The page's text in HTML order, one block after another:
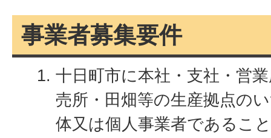
事業者募集要件
十日町市に本社・支社・営
売所・田畑等の生産拠点の
体又は個人事業者であるこ